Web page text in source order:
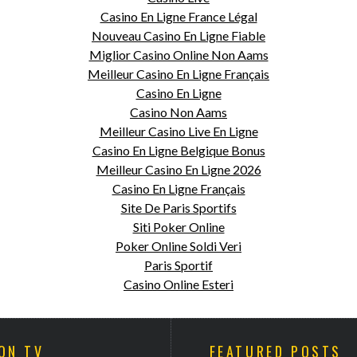
Casino En Ligne France Légal
Nouveau Casino En Ligne Fiable
Miglior Casino Online Non Aams
Meilleur Casino En Ligne Français
Casino En Ligne
Casino Non Aams
Meilleur Casino Live En Ligne
Casino En Ligne Belgique Bonus
Meilleur Casino En Ligne 2026
Casino En Ligne Français
Site De Paris Sportifs
Siti Poker Online
Poker Online Soldi Veri
Paris Sportif
Casino Online Esteri
TV FEATURED POSTS